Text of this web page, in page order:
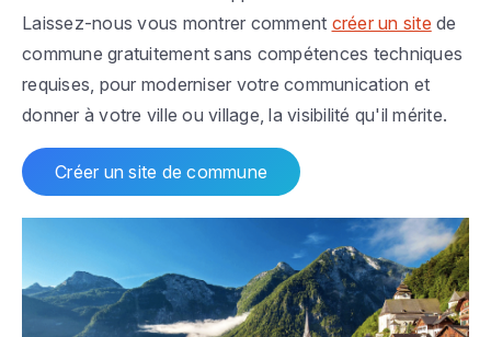
Laissez-nous vous montrer comment créer un site de
commune gratuitement sans compétences techniques
requises, pour moderniser votre communication et
donner à votre ville ou village, la visibilité qu'il mérite.
Créer un site de commune